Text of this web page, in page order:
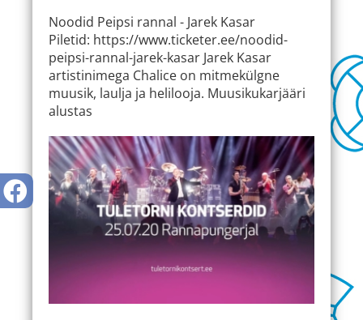
Noodid Peipsi rannal - Jarek Kasar
Piletid: https://www.ticketer.ee/noodid-
peipsi-rannal-jarek-kasar Jarek Kasar
artistinimega Chalice on mitmekülgne
muusik, laulja ja helilooja. Muusikukarjääri
alustas